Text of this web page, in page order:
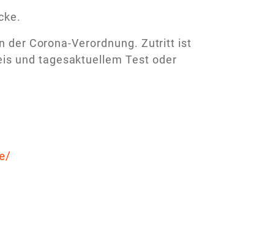
der Corona-Verordnung. Zutritt ist
und tagesaktuellem Test oder